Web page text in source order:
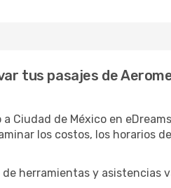
tus pasajes de
Ciudad de México en
los costos, los horarios
herramientas y asistencias